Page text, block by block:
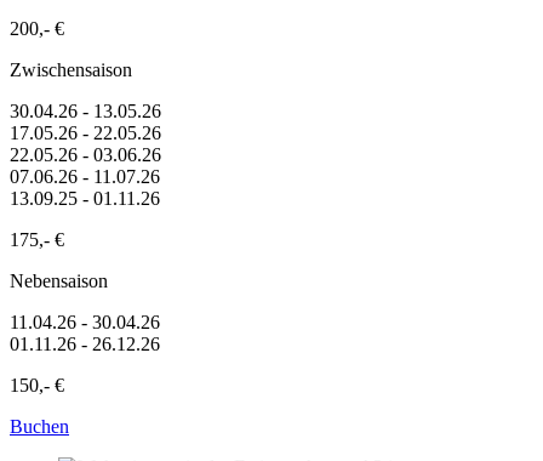
200,- €
Zwischensaison
30.04.26 - 13.05.26
17.05.26 - 22.05.26
22.05.26 - 03.06.26
07.06.26 - 11.07.26
13.09.25 - 01.11.26
175,- €
Nebensaison
11.04.26 - 30.04.26
01.11.26 - 26.12.26
150,- €
Buchen